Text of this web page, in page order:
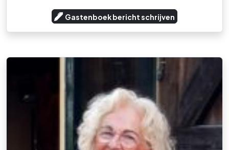
Gastenboek bericht schrijven